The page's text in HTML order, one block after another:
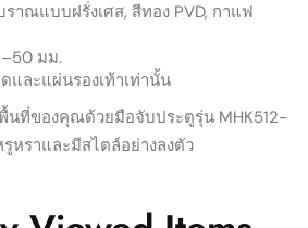
าณแบบฝรั่งเศส, สีทอง PVD, กาแฟ
มม.
ละแผ่นรองเท้าเท่านั้น
นที่ของคุณด้วยมือจับประตูรุ่น MHK512-
หราและมีสไตล์อย่างลงตัว